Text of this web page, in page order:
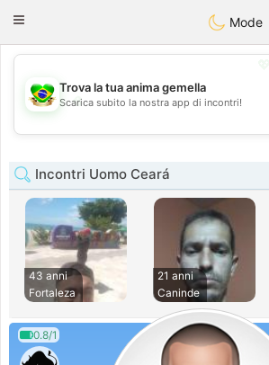
Conversar
Toggle
Mode
💖
💕
Trova la tua anima gemella
Scarica subito la nostra app di incontri!
Incontri Uomo Ceará
43 anni
Fortaleza
21 anni
Caninde
0.8/1